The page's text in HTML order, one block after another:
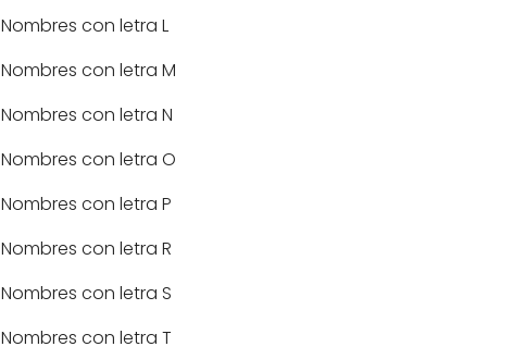
Nombres con letra L
Nombres con letra M
Nombres con letra N
Nombres con letra O
Nombres con letra P
Nombres con letra R
Nombres con letra S
Nombres con letra T